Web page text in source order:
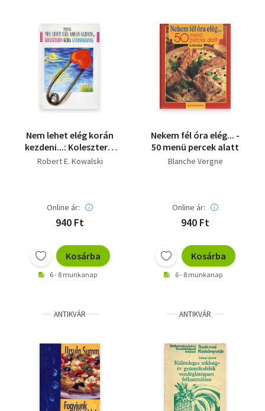
Nem lehet elég korán
kezdeni...: Koleszterin
kúra gyermekeknek
Robert E. Kowalski
Online ár:
940 Ft
Kosárba
6 - 8 munkanap
Nekem fél óra elég... -
50 menü percek alatt
Blanche Vergne
Online ár:
940 Ft
Kosárba
6 - 8 munkanap
ANTIKVÁR ANTIKVÁR